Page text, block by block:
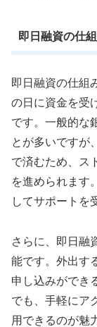
即日融資の仕
即日融資の仕組
の日に資金を受
です。一般的な
とが多いですが
で済むため、ス
を進められます
してサポートを
さらに、即日融
能です。外出す
申し込みができ
でも、手軽にア
用できるのが魅